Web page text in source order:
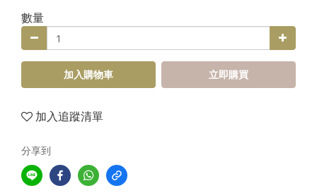
數量
加入購物車 立即購買
加入追蹤清單
分享到